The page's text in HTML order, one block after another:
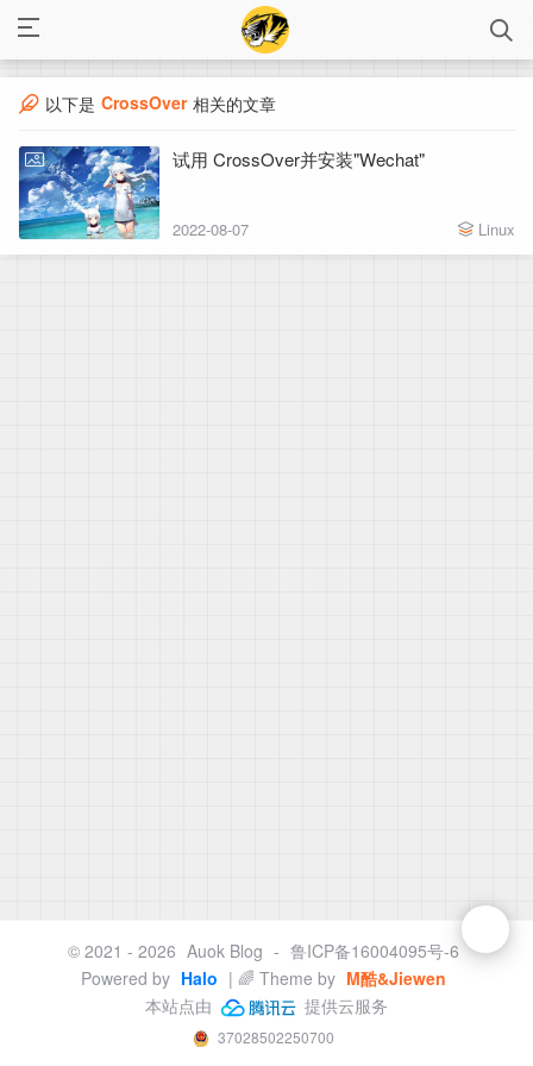
以下是 CrossOver 相关的文章
试用 CrossOver并安装"Wechat"
2022-08-07 Linux
© 2021 - 2026 Auok Blog - 鲁ICP备16004095号-6
Powered by Halo | 🌈 Theme by M酷&Jiewen
本站点由
提供云服务
37028502250700